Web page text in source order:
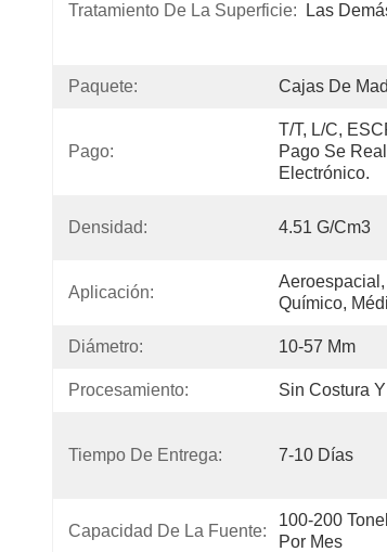
Tratamiento De La Superficie: Las
Paquete: Cajas De
Pago:
T/T, L/C,
Pago Se
Electrónico.
Densidad: 4.51 G/cm3
Aplicación:
Químico,
Diámetro: 10-57 Mm
Procesamiento: Sin Costura
Tiempo De Entrega: 7-10 Días
Capacidad De La Fuente:
100-200
Por Mes